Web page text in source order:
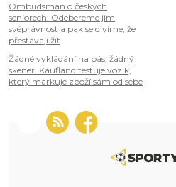
Ombudsman o českých
seniorech: Odebereme jim
svéprávnost a pak se divíme, že
přestávají žít
Žádné vykládání na pás, žádný
skener. Kaufland testuje vozík,
který markuje zboží sám od sebe